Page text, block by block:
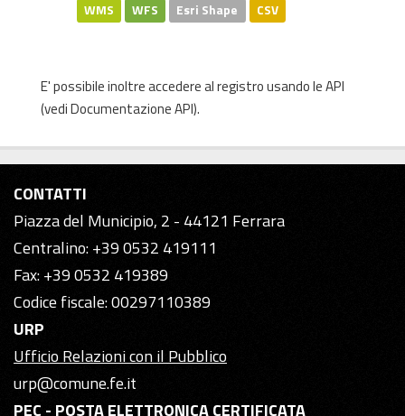
WMS WFS Esri Shape CSV
E' possibile inoltre accedere al registro usando leAPI
(vediDocumentazione API).
CONTATTI
Piazza del Municipio, 2 - 44121 Ferrara
Centralino: +39 0532 419111
Fax: +39 0532 419389
Codice fiscale: 00297110389
URP
Ufficio Relazioni con il Pubblico
urp@comune.fe.it
PEC - POSTA ELETTRONICA CERTIFICATA